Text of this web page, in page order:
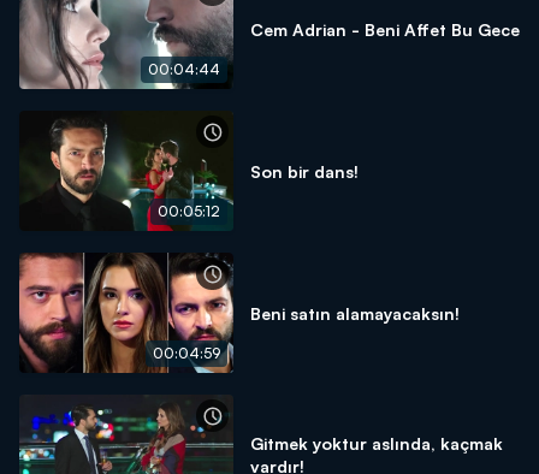
00:04:44
Cem Adrian - Beni Affet Bu Gece
00:05:12
Son bir dans!
00:04:59
Beni satın alamayacaksın!
Gitmek yoktur aslında, kaçmak
vardır!